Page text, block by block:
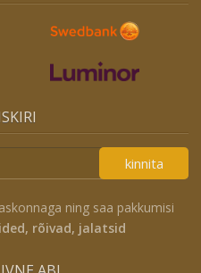
kinnita
ning saa pakkumisi
rõivad, jalatsid